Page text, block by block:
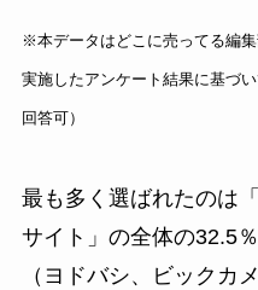
※本データはどこに売ってる編
実施したアンケート結果に基づ
回答可）
最も多く選ばれたのは
サイト」の全体の32.5
（ヨドバシ、ビックカ